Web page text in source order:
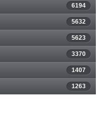
6194
5632
5623
3370
1407
1263